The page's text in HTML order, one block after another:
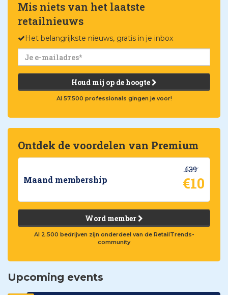
Mis niets van het laatste
retailnieuws
Het belangrijkste nieuws, gratis in je inbox
Houd mij op de hoogte
Al 57.500 professionals gingen je voor!
Ontdek de voordelen van Premium
Maand membership
€39
€10
Word member
Al 2.500 bedrijven zijn onderdeel van de RetailTrends-
community
Upcoming events